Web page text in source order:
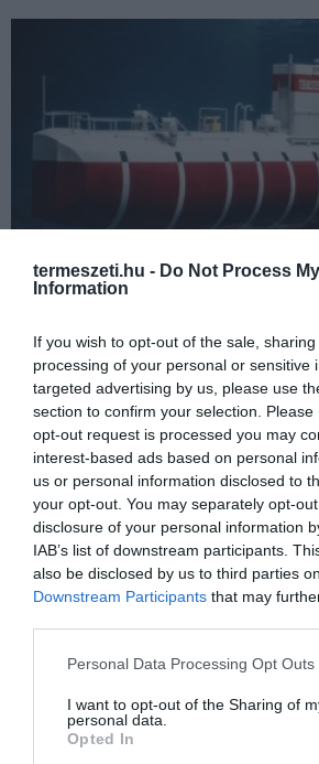
termeszeti.hu - Do Not Process
Information
If you wish to opt-out of the sale,
processing of your personal or sensitive
targeted advertising by us, please use
section to confirm your selection.
opt-out request is processed you may
interest-based ads based on personal
us or personal information disclosed to
your opt-out. You may separately opt-
disclosure of your personal information
IAB’s list of downstream participants.
also be disclosed by us to third parties
Downstream Participants that may
Please note that this website/app uses
not limited to your visit or usage
grant or deny consent to Google and its
use your data for below specified
Personal Data Processing Opt Outs
I want to opt-out of the Sharing of
personal data.
Opted In
KIRÁNDULÁS ZÖLD
1960. JANUÁR 23. – AMIKOR AZ
LEGMÉLYEBB
2026-01-23